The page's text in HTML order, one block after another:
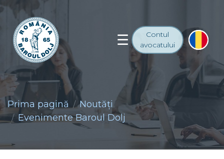
Contul
avocatului
Prima pagină
Noutăţi
Evenimente Baroul Dolj